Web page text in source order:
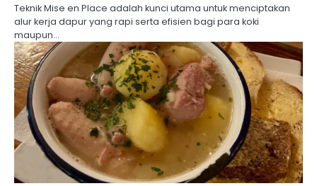
Teknik Mise en Place adalah kunci utama untuk menciptakan
alur kerja dapur yang rapi serta efisien bagi para koki
maupun…